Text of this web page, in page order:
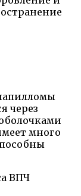
через
много
ВПЧ